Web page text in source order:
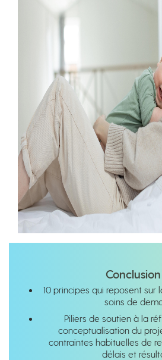
Conclusion
10 principes qui reposent sur
soins de
Piliers de soutien à la
conceptualisation du
contraintes habituelles de
délais et